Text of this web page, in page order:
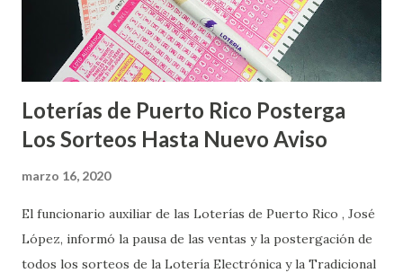
Loterías de Puerto Rico Posterga
Los Sorteos Hasta Nuevo Aviso
marzo 16, 2020
El funcionario auxiliar de las Loterías de Puerto Rico , José
López, informó la pausa de las ventas y la postergación de
todos los sorteos de la Lotería Electrónica y la Tradicional